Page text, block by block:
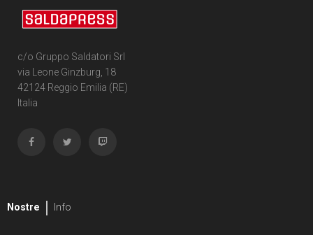
c/o Gruppo Saldatori Srl
via Leone Ginzburg, 18
42124 Reggio Emilia (RE)
Italia
Nostre Info